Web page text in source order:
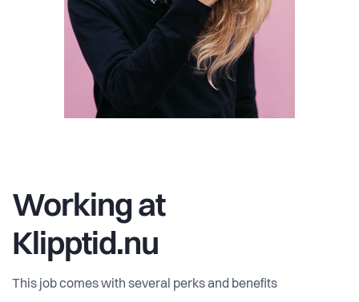
Working at
Klipptid.nu
This job comes with several perks and benefits